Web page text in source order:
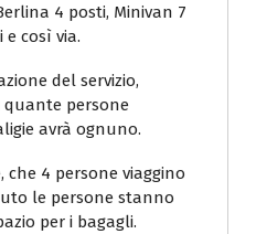
4 posti, Minivan 7
e così via.
del servizio,
quante persone
avrà ognuno.
4 persone viaggino
le persone stanno
per i bagagli.